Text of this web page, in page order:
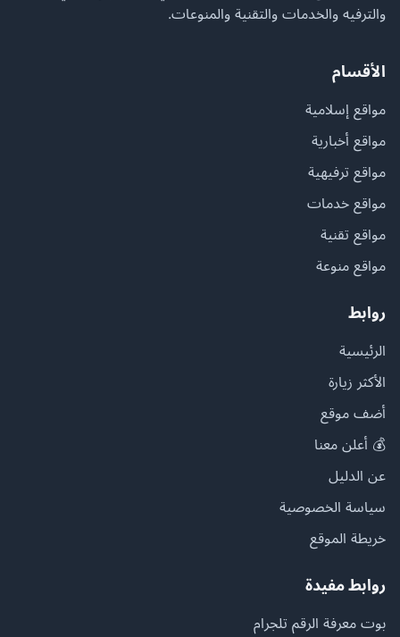
والترفيه والخدمات والتقنية والمنوعات.
الأقسام
مواقع إسلامية
مواقع أخبارية
مواقع ترفيهية
مواقع خدمات
مواقع تقنية
مواقع منوعة
روابط
الرئيسية
الأكثر زيارة
أضف موقع
💰 أعلن معنا
عن الدليل
سياسة الخصوصية
خريطة الموقع
روابط مفيدة
بوت معرفة الرقم تلجرام